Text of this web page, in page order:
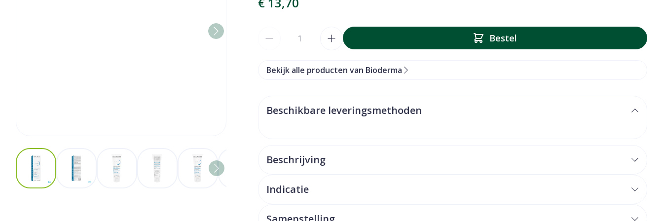
View larger imageView larger imageView larger imageView larger imageView larger imageView larger imageView larger image
Bestel
Bekijk alle producten van Bioderma
Beschikbare leveringsmethoden
Beschrijving
Indicatie